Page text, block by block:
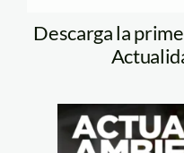
Descarga la